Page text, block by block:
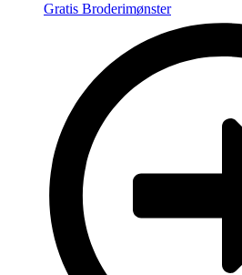
Gratis Broderimønster